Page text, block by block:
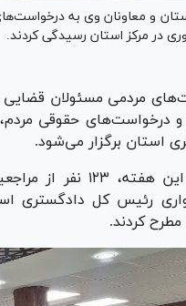
و معاونان وی به
مردمی مسئولان
درخواست‌های حقوقی مردم،
استان برگزار می‌شود.
در ملاقات‌های
رئیس کل دادگستری
کردند.